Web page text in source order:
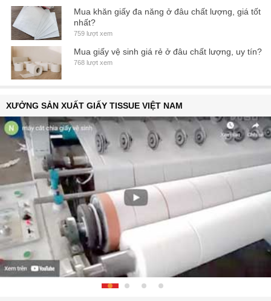
Mua khăn giấy đa năng ở đâu chất lượng, giá tốt
nhất?
759 lượt xem
Mua giấy vệ sinh giá rẻ ở đâu chất lượng, uy tín?
768 lượt xem
XƯỞNG SẢN XUẤT GIẤY TISSUE VIỆT NAM